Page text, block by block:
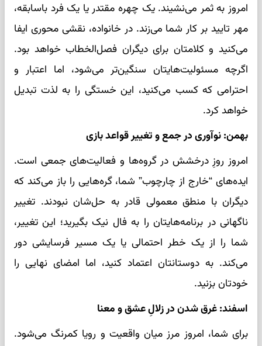
امروز به ثمر می‌نشیند. یک چهره مقتدر یا یک فرد باسابقه،
مهر تایید بر کار شما می‌زند. در خانواده، نقشی محوری ایفا
می‌کنید و کلامتان برای دیگران فصل‌الخطاب خواهد بود.
اگرچه مسئولیت‌هایتان سنگین‌تر می‌شود، اما اعتبار و
احترامی که کسب می‌کنید، این خستگی را به لذت تبدیل
خواهد کرد.
بهمن: نوآوری در جمع و تغییر قواعد بازی
امروز روزِ درخشش در گروه‌ها و فعالیت‌های جمعی است.
ایده‌های “خارج از چارچوب” شما، گره‌هایی را باز می‌کند که
دیگران با منطق معمولی قادر به حل‌شان نبودند. تغییر
ناگهانی در برنامه‌هایتان را به فال نیک بگیرید؛ این تغییر،
شما را از یک خطر احتمالی یا یک مسیر فرسایشی دور
می‌کند. به دوستانتان اعتماد کنید، اما امضای نهایی را
خودتان بزنید.
اسفند: غرق شدن در زلالِ عشق و معنا
برای شما، امروز مرز میان واقعیت و رویا کمرنگ می‌شود.